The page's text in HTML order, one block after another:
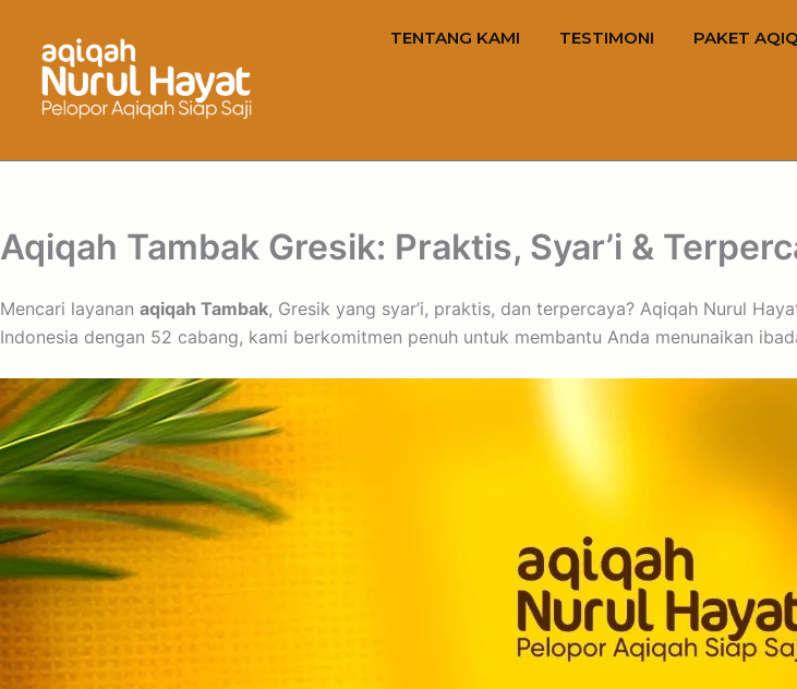
TENTANG KAMI TESTIMONI PAKET
Aqiqah Tambak Gresik: Praktis, Syar’i &
Mencari layanan aqiqah Tambak, Gresik yang syar’i, praktis, dan terpercaya? Aqiqah Nurul
Indonesia dengan 52 cabang, kami berkomitmen penuh untuk membantu Anda menunaikan